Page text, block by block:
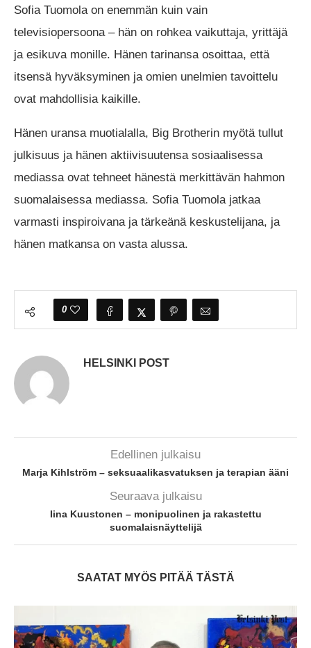
Sofia Tuomola on enemmän kuin vain
televisiopersoona – hän on rohkea vaikuttaja, yrittäjä
ja esikuva monille. Hänen tarinansa osoittaa, että
itsensä hyväksyminen ja omien unelmien tavoittelu
ovat mahdollisia kaikille.
Hänen uransa muotialalla, Big Brotherin myötä tullut
julkisuus ja hänen aktiivisuutensa sosiaalisessa
mediassa ovat tehneet hänestä merkittävän hahmon
suomalaisessa mediassa. Sofia Tuomola jatkaa
varmasti inspiroivana ja tärkeänä keskustelijana, ja
hänen matkansa on vasta alussa.
0
HELSINKI POST
Edellinen julkaisu
Marja Kihlström – seksuaalikasvatuksen ja terapian ääni
Seuraava julkaisu
Iina Kuustonen – monipuolinen ja rakastettu
suomalaisnäyttelijä
SAATAT MYÖS PITÄÄ TÄSTÄ